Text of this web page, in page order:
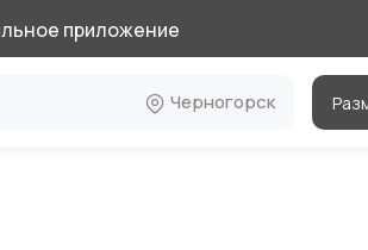
приложение
Черногорск